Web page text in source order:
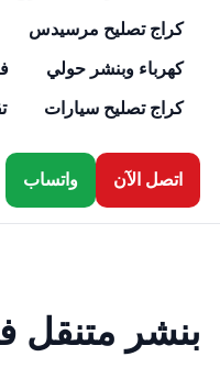
كراج تصليح مرسيدس
كهرباء وبنشر حولي
كراج تصليح سيارات
اتصل الآن واتساب
بنشر متنقل